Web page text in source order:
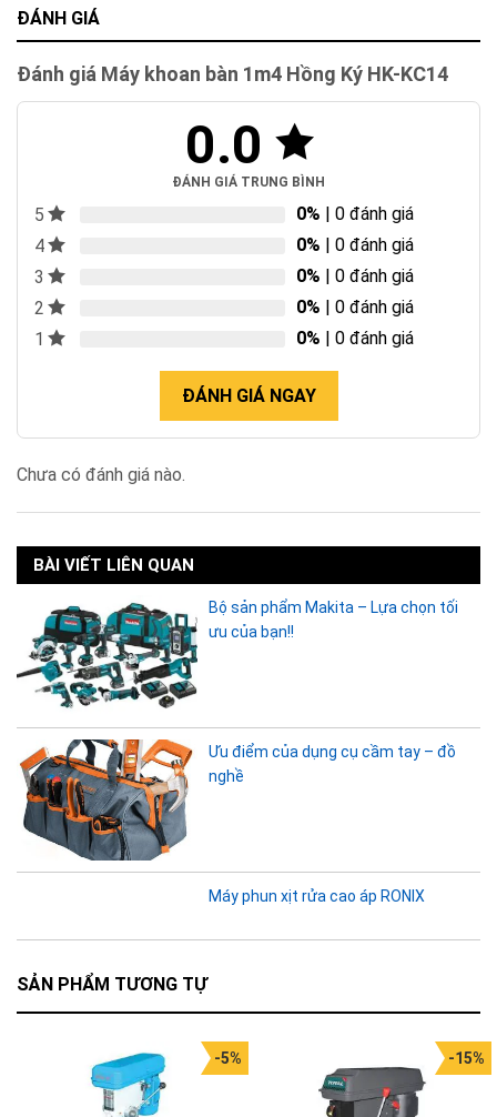
ĐÁNH GIÁ
Đánh giá Máy khoan bàn 1m4 Hồng Ký HK-KC14
0.0
ĐÁNH GIÁ TRUNG BÌNH
5 0% | 0 đánh giá
4
0% | 0 đánh giá
3
0% | 0 đánh giá
2
0% | 0 đánh giá
1
0% | 0 đánh giá
ĐÁNH GIÁ NGAY
Chưa có đánh giá nào.
BÀI VIẾT LIÊN QUAN
Bộ sản phẩm Makita – Lựa chọn tối
ưu của bạn!!
Ưu điểm của dụng cụ cầm tay – đồ
nghề
Máy phun xịt rửa cao áp RONIX
SẢN PHẨM TƯƠNG TỰ
-5% -15%